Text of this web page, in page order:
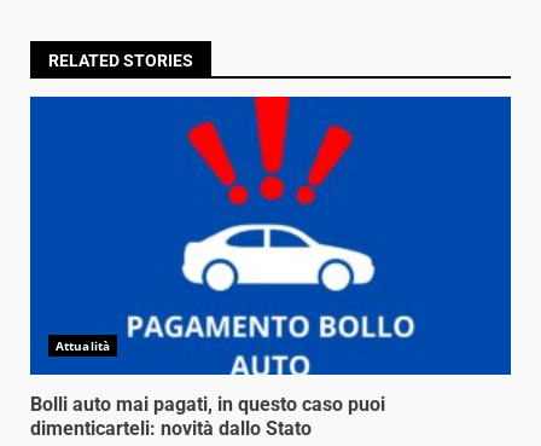
RELATED STORIES
Attualità
Bolli auto mai pagati, in questo caso puoi
dimenticarteli: novità dallo Stato